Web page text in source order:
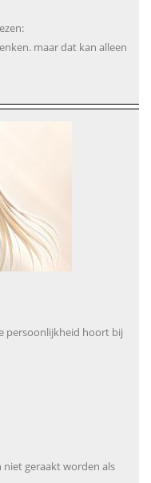
maar dat kan alleen
persoonlijkheid hoort bij
niet geraakt worden als